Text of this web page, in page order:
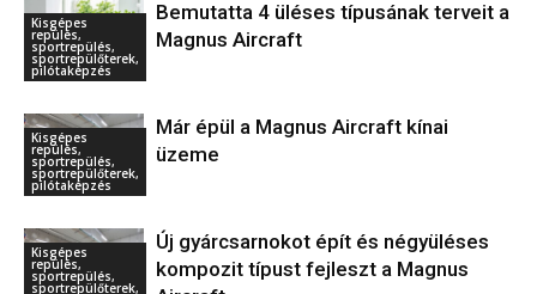
Kisgépes
repülés,
sportrepülés,
sportrepülőterek,
pilótaképzés
Bemutatta 4 üléses típusának terveit a
Magnus Aircraft
Kisgépes
repülés,
sportrepülés,
sportrepülőterek,
pilótaképzés
Már épül a Magnus Aircraft kínai
üzeme
Kisgépes
repülés,
sportrepülés,
sportrepülőterek,
Új gyárcsarnokot épít és négyüléses
kompozit típust fejleszt a Magnus